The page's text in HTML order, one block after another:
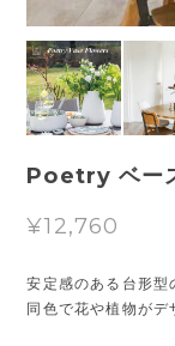
Poetry ベー
¥12,760
安定感のある台形型
同色で花や植物がデ